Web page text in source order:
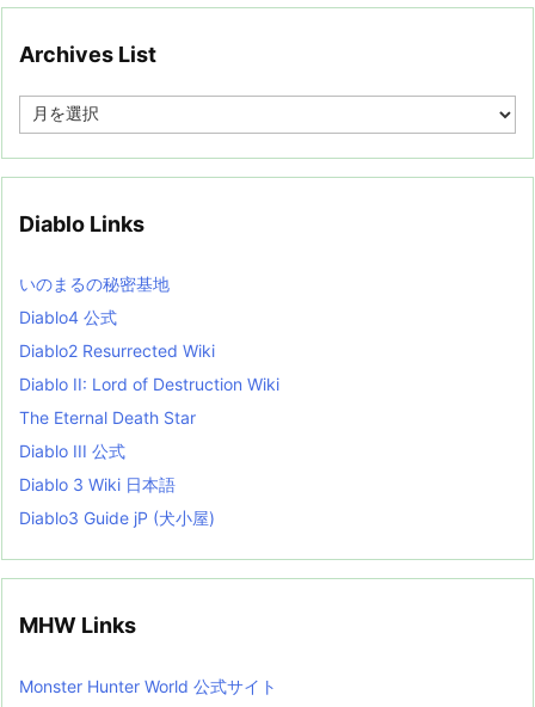
Archives List
e
i
s
t
Diablo Links
いのまるの秘密基地
Diablo4 公式
Diablo2 Resurrected Wiki
Diablo II: Lord of Destruction Wiki
The Eternal Death Star
Diablo III 公式
Diablo 3 Wiki 日本語
Diablo3 Guide jP (犬小屋)
MHW Links
Monster Hunter World 公式サイト